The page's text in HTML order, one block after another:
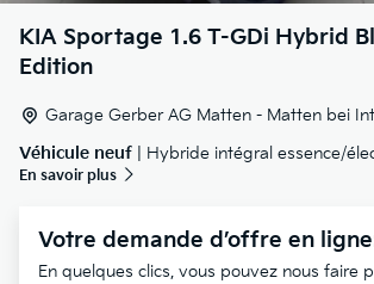
KIA Sportage 1.6 T-GDi Hybrid
Edition
Garage Gerber AG Matten - Matten bei
Véhicule neuf | Hybride intégral essence/
En savoir plus
Votre demande d’offre en
En quelques clics, vous pouvez nous faire